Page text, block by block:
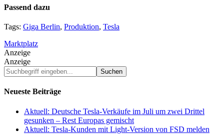
Passend dazu
Tags: Giga Berlin, Produktion, Tesla
Marktplatz
Anzeige
Anzeige
Suchbegriff
eingeben...
Neueste Beiträge
Aktuell: Deutsche Tesla-Verkäufe im Juli um zwei Drittel
gesunken – Rest Europas gemischt
Aktuell: Tesla-Kunden mit Light-Version von FSD melden